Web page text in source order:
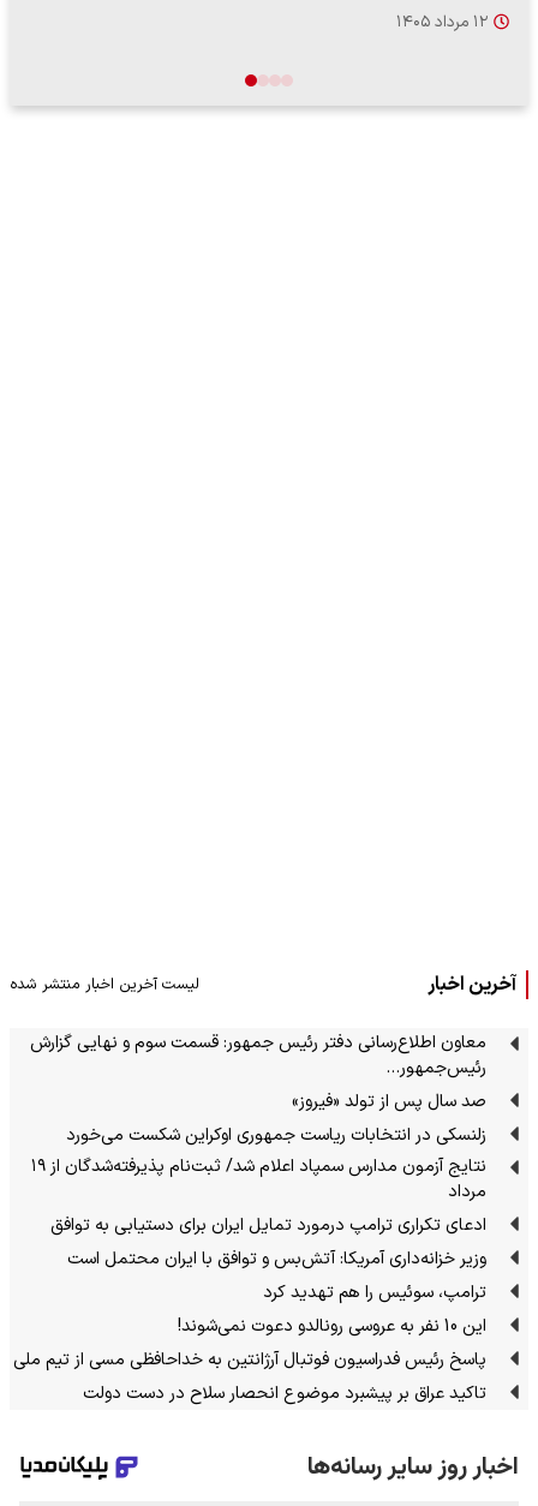
۱۶ مرداد ۱۴۰۵
آخرین اخبار لیست آخرین اخبار منتشر شده
معاون اطلاع‌رسانی دفتر رئیس جمهور: قسمت سوم و نهایی گزارش
رئیس‌جمهور…
صد سال پس از تولد «فیروز»
زلنسکی در انتخابات ریاست جمهوری اوکراین شکست می‌خورد
نتایج آزمون مدارس سمپاد اعلام شد/ ثبت‌نام پذیرفته‌شدگان از ۱۹
مرداد
ادعای تکراری ترامپ درمورد تمایل ایران برای دستیابی به توافق
وزیر خزانه‌داری آمریکا: آتش‌بس و توافق با ایران محتمل است
ترامپ، سوئیس را هم تهدید کرد
این 10 نفر به عروسی رونالدو دعوت نمی‌شوند!
پاسخ رئیس فدراسیون فوتبال آرژانتین به خداحافظی مسی از تیم ملی
تاکید عراق بر پیشبرد موضوع انحصار سلاح در دست دولت